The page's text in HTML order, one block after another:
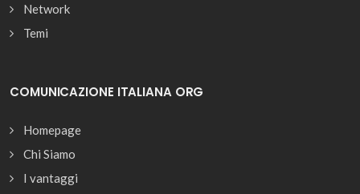
Network
Temi
COMUNICAZIONE ITALIANA ORG
Homepage
Chi Siamo
I vantaggi